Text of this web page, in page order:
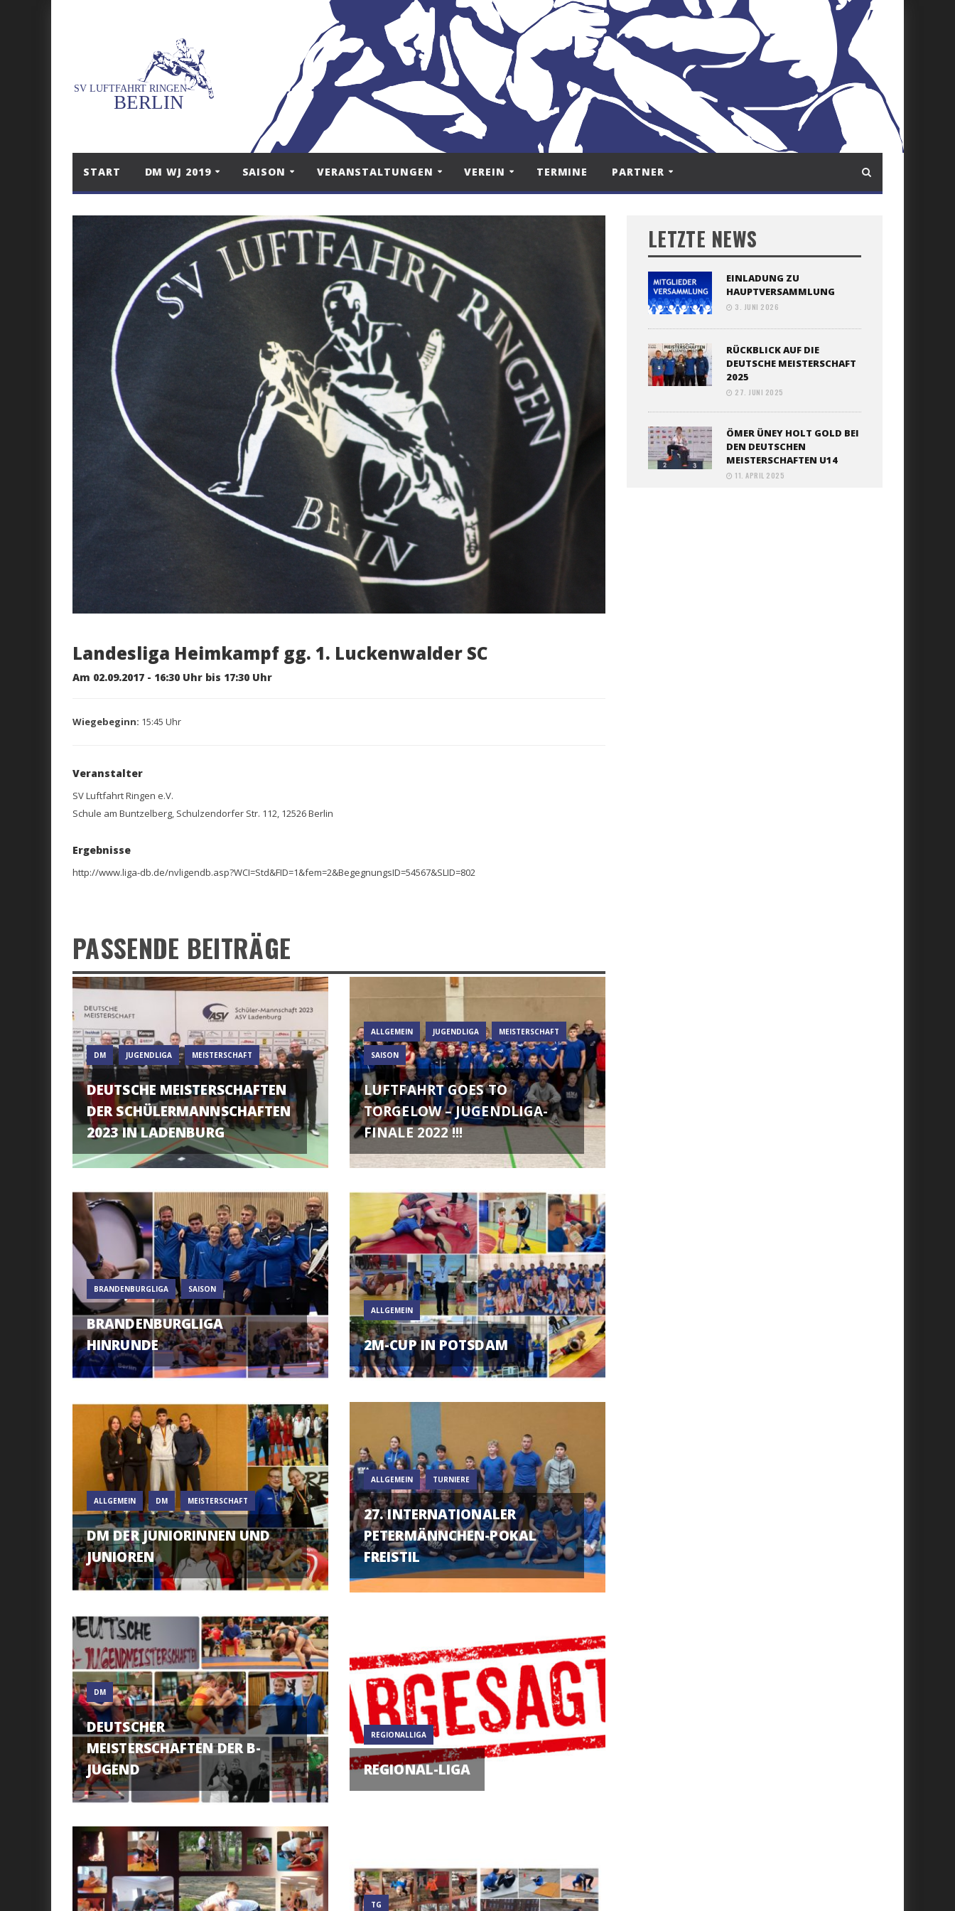
START DM WJ 2019 SAISON VERANSTALTUNGEN VEREIN TERMINE PARTNER
Landesliga Heimkampf gg. 1. Luckenwalder SC
Am 02.09.2017 - 16:30 Uhr bis 17:30 Uhr
Wiegebeginn: 15:45 Uhr
Veranstalter
SV Luftfahrt Ringen e.V.
Schule am Buntzelberg, Schulzendorfer Str. 112, 12526 Berlin
Ergebnisse
http://www.liga-db.de/nvligendb.asp?WCI=Std&FID=1&fem=2&BegegnungsID=54567&SLID=802
PASSENDE BEITRÄGE
DM JUGENDLIGA MEISTERSCHAFT
DEUTSCHE MEISTERSCHAFTEN
DER SCHÜLERMANNSCHAFTEN
2023 IN LADENBURG
ALLGEMEIN JUGENDLIGA MEISTERSCHAFT
SAISON
LUFTFAHRT GOES TO
TORGELOW – JUGENDLIGA-
FINALE 2022 !!!
BRANDENBURGLIGA SAISON
BRANDENBURGLIGA
HINRUNDE
ALLGEMEIN
2M-CUP IN POTSDAM
ALLGEMEIN DM MEISTERSCHAFT
DM DER JUNIORINNEN UND
JUNIOREN
ALLGEMEIN TURNIERE
27. INTERNATIONALER
PETERMÄNNCHEN-POKAL
FREISTIL
DM
DEUTSCHER
MEISTERSCHAFTEN DER B-
JUGEND
REGIONALLIGA
REGIONAL-LIGA
TG
LETZTE NEWS
EINLADUNG ZU
HAUPTVERSAMMLUNG
3. JUNI 2026
RÜCKBLICK AUF DIE
DEUTSCHE MEISTERSCHAFT
2025
27. JUNI 2025
ÖMER ÜNEY HOLT GOLD BEI
DEN DEUTSCHEN
MEISTERSCHAFTEN U14
11. APRIL 2025